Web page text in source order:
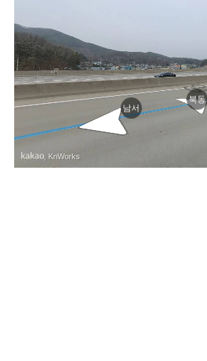
속도로
속도로
남서
북동
, KnWorks